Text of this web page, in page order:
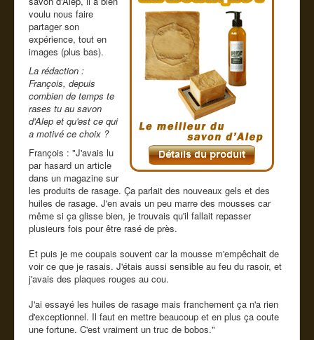
voulu nous faire
partager son
expérience, tout en
images (plus bas).
La rédaction :
François, depuis
combien de temps te
rases tu au savon
d'Alep et qu'est ce qui
a motivé ce choix ?
François : "J'avais lu
par hasard un article
dans un magazine sur
les produits de rasage. Ça parlait des nouveaux gels et des
huiles de rasage. J'en avais un peu marre des mousses car
même si ça glisse bien, je trouvais qu'il fallait repasser
plusieurs fois pour être rasé de près.
Et puis je me coupais souvent car la mousse m'empêchait de
voir ce que je rasais. J'étais aussi sensible au feu du rasoir, et
j'avais des plaques rouges au cou.
J'ai essayé les huiles de rasage mais franchement ça n'a rien
d'exceptionnel. Il faut en mettre beaucoup et en plus ça coute
une fortune. C'est vraiment un truc de bobos."